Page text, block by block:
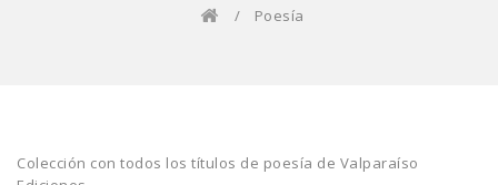
/ Poesía
Colección con todos los títulos de poesía de Valparaíso